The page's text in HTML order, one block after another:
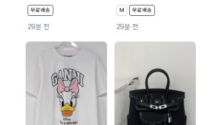
무료배송
29분 전
M 무료배송
29분 전